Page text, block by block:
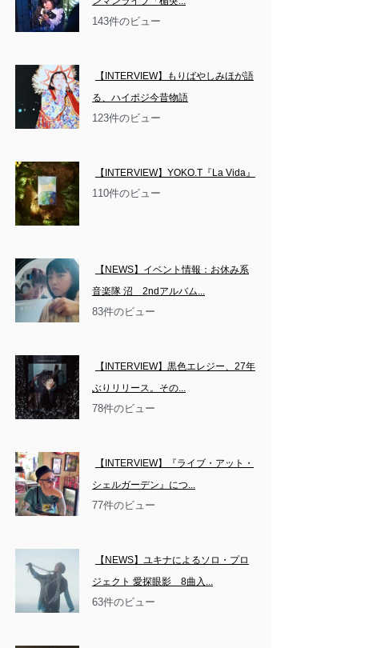
143件のビュー
【INTERVIEW】もりばやしみほが語
る、ハイポジ今昔物語
123件のビュー
【INTERVIEW】YOKO.T『La Vida』
110件のビュー
【NEWS】イベント情報：お休み系
音楽隊 沼　2ndアルバム...
83件のビュー
【INTERVIEW】黒色エレジー、27年
ぶりリリース。その...
78件のビュー
【INTERVIEW】『ライブ・アット・
シェルガーデン』につ...
77件のビュー
【NEWS】ユキナによるソロ・プロ
ジェクト 愛探眼影　8曲入...
63件のビュー